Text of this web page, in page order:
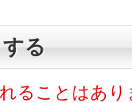
る
ることはあ